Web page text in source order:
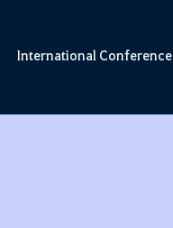
International Conference